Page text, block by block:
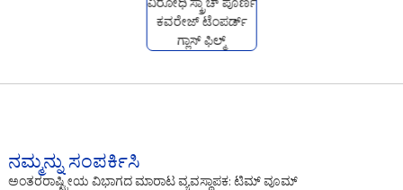
ನಮ್ಮನ್ನು ಸಂಪರ್ಕಿಸಿ
ಅಂತರರಾಷ್ಟ್ರೀಯ ವಿಭಾಗದ ಮಾರಾಟ ವ್ಯವಸ್ಥಾಪಕ: ಟಿಮ್ ವೂಮ್